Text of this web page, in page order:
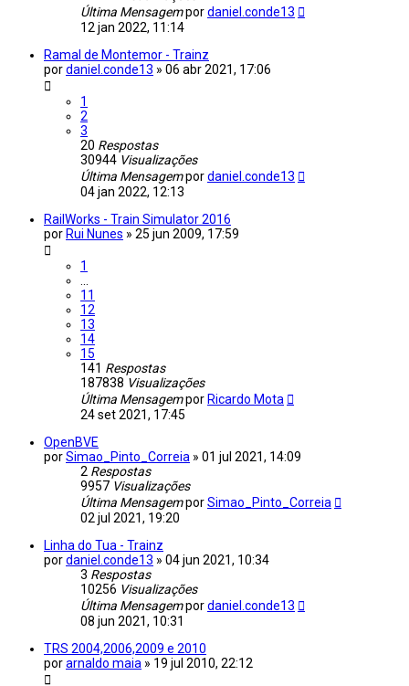
Última Mensagempordaniel.conde13
12 jan 2022, 11:14
Ramal de Montemor - Trainz
pordaniel.conde13 » 06 abr 2021, 17:06
1
2
3
20 Respostas
30944 Visualizações
Última Mensagempordaniel.conde13
04 jan 2022, 12:13
RailWorks - Train Simulator 2016
por Rui Nunes » 25 jun 2009, 17:59
1
11
12
13
14
15
141 Respostas
187838 Visualizações
Última Mensagempor Ricardo Mota
24 set 2021, 17:45
OpenBVE
porSimao_Pinto_Correia » 01 jul 2021, 14:09
2 Respostas
9957 Visualizações
Última MensagemporSimao_Pinto_Correia
02 jul 2021, 19:20
Linha do Tua - Trainz
pordaniel.conde13 » 04 jun 2021, 10:34
3 Respostas
10256 Visualizações
Última Mensagempordaniel.conde13
08 jun 2021, 10:31
TRS 2004,2006,2009 e 2010
porarnaldo maia » 19 jul 2010, 22:12